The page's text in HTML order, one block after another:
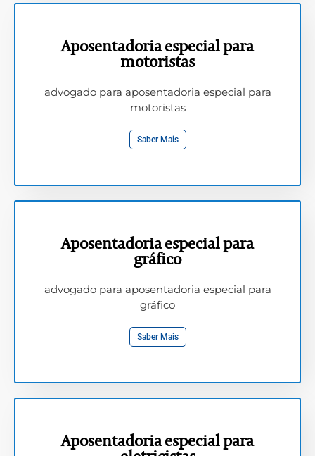
Aposentadoria especial para
motoristas
advogado para aposentadoria especial para
motoristas
Saber Mais
Aposentadoria especial para
gráfico
advogado para aposentadoria especial para
gráfico
Saber Mais
Aposentadoria especial para